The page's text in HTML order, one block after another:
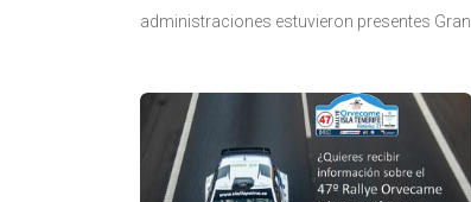
administraciones estuvieron presentes Gran
Orvecame Isla Tenerife (22 y 23 de octubre),
prueba puntuable para el Campeonato de
Canarias